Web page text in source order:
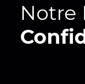
Notre